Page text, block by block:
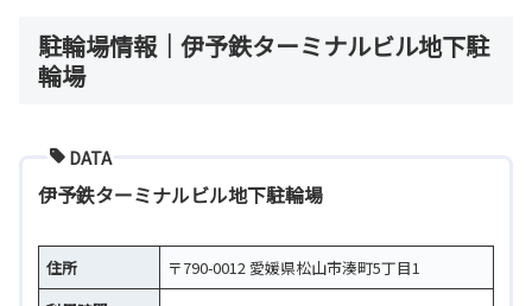
駐輪場情報｜伊予鉄ターミナルビル地下駐
輪場
DATA
伊予鉄ターミナルビル地下駐輪場
住所
〒790-0012 愛媛県松山市湊町5丁目1